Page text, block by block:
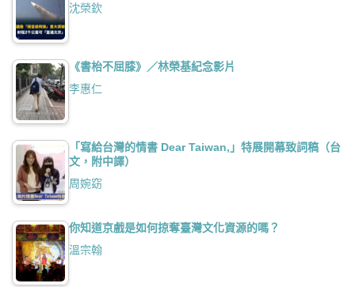
沈榮欽
《書枱不屈膝》／林榮基紀念影片
李惠仁
「寫給台灣的情書 Dear Taiwan,」特展開幕致詞稿（台
文，附中譯）
周婉窈
你知道京戲是如何掠奪臺灣文化資源的嗎？
溫宗翰